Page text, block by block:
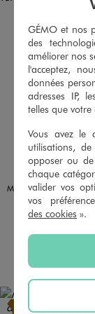
Disponible en 1
Mocassins en suédine femme -
39,99 €
GÉMO et nos
des
améliorer nos
l'acceptez,
données
adresses IP,
telles que
Vous avez le
utilisations,
opposer ou
chaque
valider vos
vos
des cookies ».